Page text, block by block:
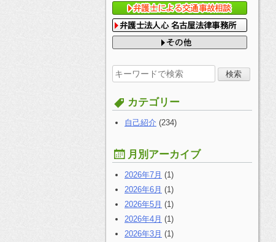
検
索
す
る:
カテゴリー
自己紹介 (234)
月別アーカイブ
2026年7月 (1)
2026年6月 (1)
2026年5月 (1)
2026年4月 (1)
2026年3月 (1)